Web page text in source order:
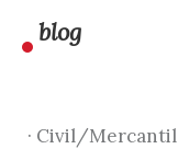
blog
· Civil/Mercantil